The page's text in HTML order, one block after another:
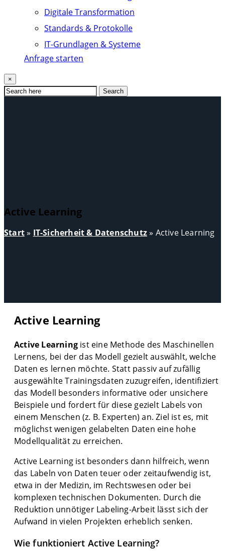
Digitale Transformation
Standards & Protokolle
IT-Grundlagen & Systeme
Anfrage starten
×
Search
Active Learning
Start» IT-Sicherheit & Datenschutz» Active Learning
Active Learning
Active Learning ist eine Methode des Maschinellen
Lernens, bei der das Modell gezielt auswählt, welche
Daten es lernen möchte. Statt passiv auf zufällig
ausgewählte Trainingsdaten zuzugreifen, identifiziert
das Modell besonders informative oder unsichere
Beispiele und fordert für diese gezielt Labels von
einem Menschen (z. B. Experten) an. Ziel ist es, mit
möglichst wenigen gelabelten Daten eine hohe
Modellqualität zu erreichen.
Active Learning ist besonders dann hilfreich, wenn
das Labeln von Daten teuer oder zeitaufwendig ist,
etwa in der Medizin, im Rechtswesen oder bei
komplexen technischen Dokumenten. Durch die
Reduktion unnötiger Labeling-Arbeit lässt sich der
Aufwand in vielen Projekten erheblich senken.
Wie funktioniert Active Learning?